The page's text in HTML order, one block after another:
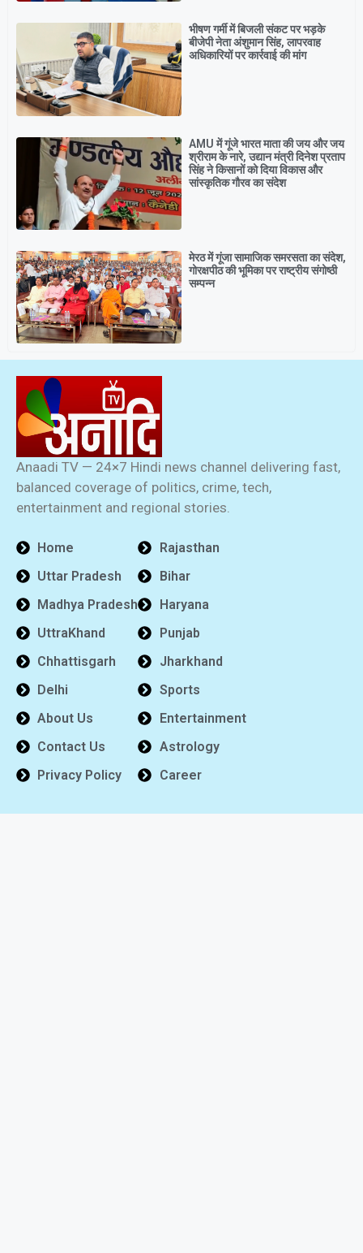
भीषण गर्मी में बिजली संकट पर भड़के
बीजेपी नेता अंशुमान सिंह, लापरवाह
अधिकारियों पर कार्रवाई की मांग
AMU में गूंजे भारत माता की जय और जय
श्रीराम के नारे, उद्यान मंत्री दिनेश प्रताप
सिंह ने किसानों को दिया विकास और
सांस्कृतिक गौरव का संदेश
मेरठ में गूंजा सामाजिक समरसता का संदेश,
गोरक्षपीठ की भूमिका पर राष्ट्रीय संगोष्ठी
सम्पन्न
Anaadi TV — 24×7 Hindi news channel delivering fast,
balanced coverage of politics, crime, tech,
entertainment and regional stories.
Home
Uttar Pradesh
Madhya Pradesh
UttraKhand
Chhattisgarh
Delhi
About Us
Contact Us
Privacy Policy
Rajasthan
Bihar
Haryana
Punjab
Jharkhand
Sports
Entertainment
Astrology
Career